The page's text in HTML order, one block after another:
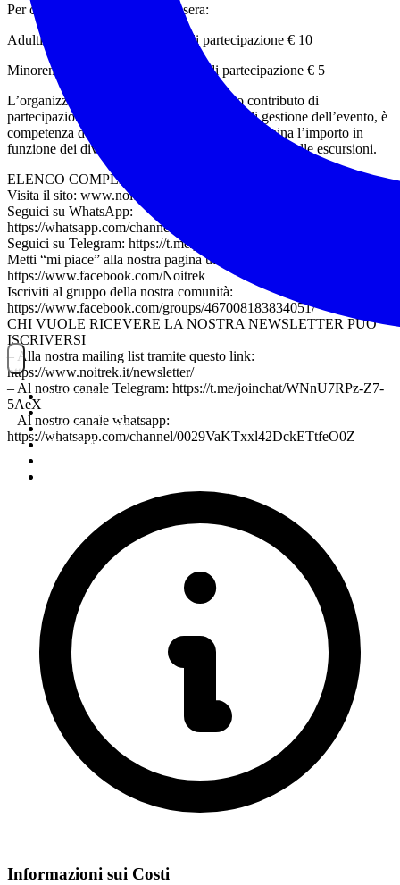
NOITREK
ESCURSIONI
GIORNALIERI
VIAGGI
Per chi deve sottoscrivere la tessera:
Adulti €.15 tessera + contributo di partecipazione € 10
Minorenni €. 5 tessera + contributo di partecipazione € 5
L’organizzazione dell’evento ed il relativo contributo di
partecipazione, quale rimborso delle spese di gestione dell’evento, è
competenza dell’accompagnatore che ne determina l’importo in
funzione dei diversi livelli di impegno e difficoltà delle escursioni.
ELENCO COMPLETO DELLE ESCURSIONI
Visita il sito: www.noitrek.it
Seguici su WhatsApp:
https://whatsapp.com/channel/0029VaKTxxl42DckETtfeO0Z
Seguici su Telegram: https://t.me/joinchat/WNnU7RPz-Z7-5AeX
Metti “mi piace” alla nostra pagina ufficiale:
https://www.facebook.com/Noitrek
Iscriviti al gruppo della nostra comunità:
https://www.facebook.com/groups/467008183834051/
CHI VUOLE RICEVERE LA NOSTRA NEWSLETTER PUÒ
ISCRIVERSI
– Alla nostra mailing list tramite questo link:
https://www.noitrek.it/newsletter/
– Al nostro canale Telegram: https://t.me/joinchat/WNnU7RPz-Z7-
5AeX
– Al nostro canale whatsapp:
https://whatsapp.com/channel/0029VaKTxxl42DckETtfeO0Z
Informazioni sui Costi